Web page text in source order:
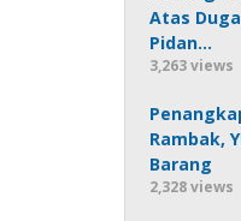
Atas
Pidan…
3,263 views
Rambak,
Barang
2,328 views